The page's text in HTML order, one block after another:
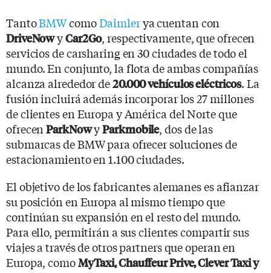
TantoBMWcomoDaimlerya cuentan con
DriveNowyCar2Go, respectivamente, que ofrecen
servicios de carsharing en 30 ciudades de todo el
mundo. En conjunto, la flota de ambas compañías
alcanza alrededor de20.000 vehículos eléctricos. La
fusión incluirá además incorporar los 27 millones
de clientes en Europa y América del Norte que
ofrecenParkNowyParkmobile, dos de las
submarcas de BMW para ofrecer soluciones de
estacionamiento en 1.100 ciudades.
El objetivo de los fabricantes alemanes es afianzar
su posición en Europa al mismo tiempo que
continúan su expansión en el resto del mundo.
Para ello, permitirán a sus clientes compartir sus
viajes a través de otros partners que operan en
Europa, comoMyTaxi, Chauffeur Prive, Clever Taxi y